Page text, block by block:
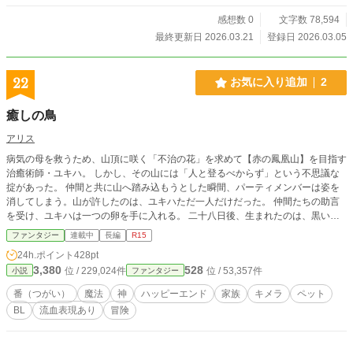
な加筆・修正を施した作品です。感想数 0
文字数 78,594
最終更新日 2026.03.21
登録日 2026.03.05
22 お気に入り追加 2
癒しの鳥
アリス
病気の母を救うため、山頂に咲く「不治の花」を求めて【赤の鳳凰山】を目指す
治癒術師・ユキハ。 しかし、その山には「人と登るべからず」という不思議な
掟があった。 仲間と共に山へ踏み込もうとした瞬間、パーティメンバーは姿を
消してしまう。山が許したのは、ユキハただ一人だけだった。 仲間たちの助言
を受け、ユキハは一つの卵を手に入れる。 二十八日後、生まれたのは、黒い毛
並みと赤い瞳を持つ、不思議な雛――クルル。 最初は言葉も通じず、戦い方す
ら知らなかったクルル。 それでもユキハの優しさに寄り添い、少しずつ強く成
長していく。 ※全４６話 ※注意：流血表現あり
ファンタジー 連載中 長編 R15
24h.ポイント 428pt
小説 3,380 位 / 229,024件 ファンタジー 528 位 / 53,357件
番（つがい） 魔法 神 ハッピーエンド 家族 キメラ
ペット
BL
流血表現あり 冒険